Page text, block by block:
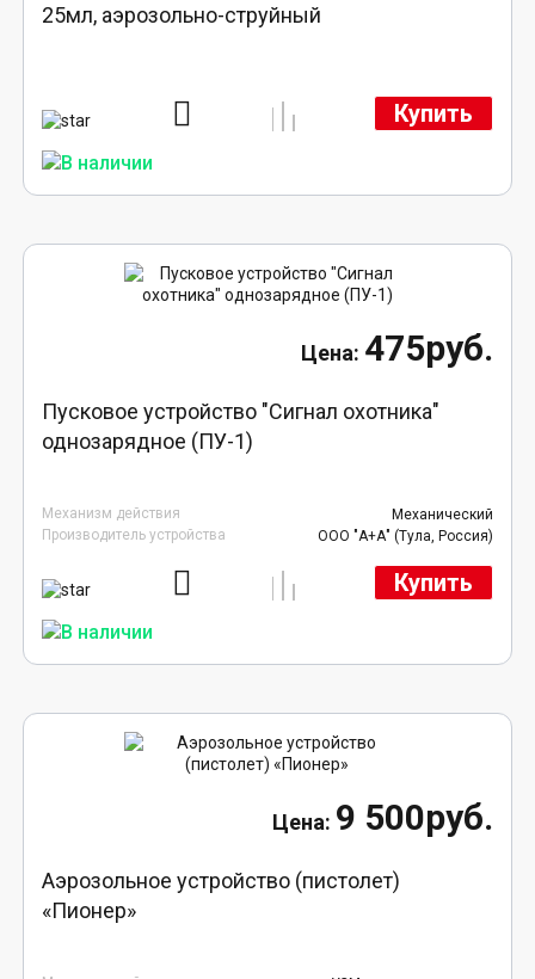
25мл, аэрозольно-струйный
Купить
475руб.
Пусковое устройство "Сигнал охотника"
однозарядное (ПУ-1)
Механизм действия
Механический
Производитель устройства
ООО "А+А" (Тула, Россия)
Купить
9 500руб.
Аэрозольное устройство (пистолет)
«Пионер»